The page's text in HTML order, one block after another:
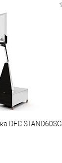
DFC STAND60SG